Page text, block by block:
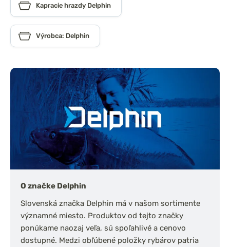
Kapracie hrazdy Delphin
Výrobca: Delphin
O značke Delphin
Slovenská značka Delphin má v našom sortimente
významné miesto. Produktov od tejto značky
ponúkame naozaj veľa, sú spoľahlivé a cenovo
dostupné. Medzi obľúbené položky rybárov patria